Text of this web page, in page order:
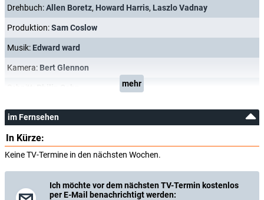
Drehbuch:Allen Boretz, Howard Harris, Laszlo Vadnay
Produktion:Sam Coslow
Musik: Edward ward
Kamera: Bert Glennon
mehr
im Fernsehen
In Kürze:
Keine TV-Termine in den nächsten Wochen.
Ich möchte vor dem nächsten TV-Termin kostenlos
per E-Mail benachrichtigt werden: